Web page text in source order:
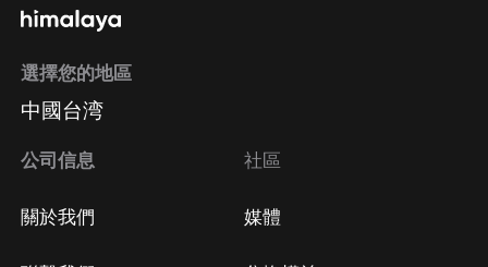
方法 Google Play取消訂閱方法
選擇您的地區
中國台湾
公司信息
關於我們
社區
媒體